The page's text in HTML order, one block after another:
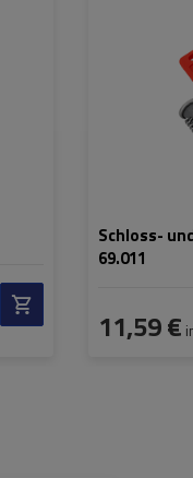
Schloss-
69.011
11,59 €